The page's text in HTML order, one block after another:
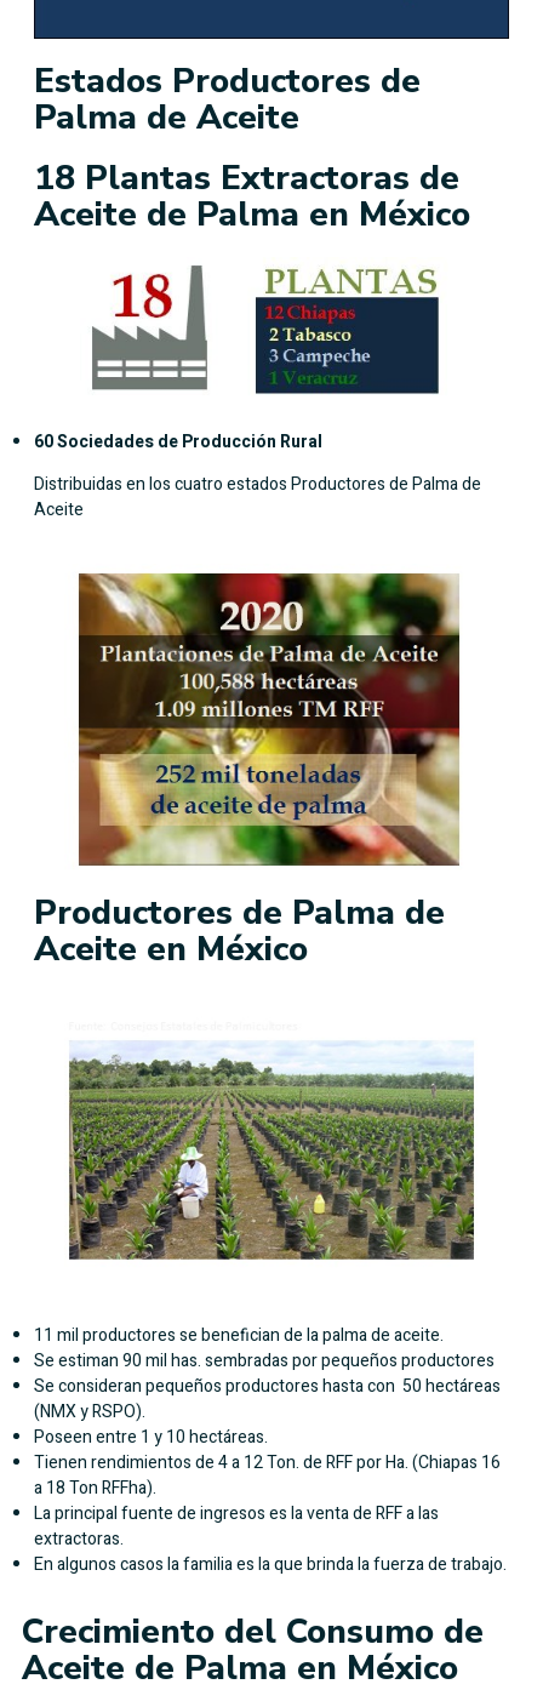
Estados Productores de
Palma de Aceite
18 Plantas Extractoras de
Aceite de Palma en México
60 Sociedades de Producción Rural
Distribuidas en los cuatro estados Productores de Palma de
Aceite
Productores de Palma de
Aceite en México
11 mil productores se benefician de la palma de aceite.
Se estiman 90 mil has. sembradas por pequeños productores
Se consideran pequeños productores hasta con 50 hectáreas
(NMX y RSPO).
Poseen entre 1 y 10 hectáreas.
Tienen rendimientos de 4 a 12 Ton. de RFF por Ha. (Chiapas 16
a 18 Ton RFFha).
La principal fuente de ingresos es la venta de RFF a las
extractoras.
En algunos casos la familia es la que brinda la fuerza de trabajo.
Crecimiento del Consumo de
Aceite de Palma en México